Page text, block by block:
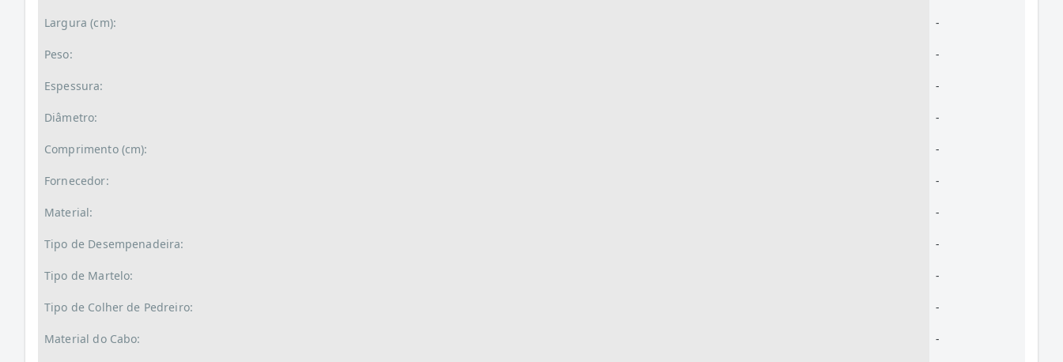
Largura (cm): -
Peso: -
Espessura: -
Diâmetro: -
Comprimento (cm): -
Fornecedor: -
Material: -
Tipo de Desempenadeira: -
Tipo de Martelo: -
Tipo de Colher de Pedreiro: -
Material do Cabo: -